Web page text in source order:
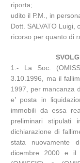
riporta;
udito il P.M., in
Dott. SALVATO Luigi,
ricorso per quanto di
1.- La Soc.
3.10.1996, ma il
1997, per mancanza
e’ posta in
immobili da essa
preliminari stipulati
dichiarazione di
stata nuovamente
dicembre 2000 e il